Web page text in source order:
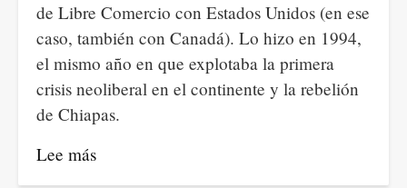
de Libre Comercio con Estados Unidos (en ese
caso, también con Canadá). Lo hizo en 1994,
el mismo año en que explotaba la primera
crisis neoliberal en el continente y la rebelión
de Chiapas.
Lee más
MÉXICO